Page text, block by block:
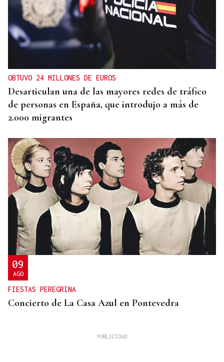
OBTUVO 24 MILLONES DE EUROS
Desarticulan una de las mayores redes de tráfico
de personas en España, que introdujo a más de
2.000 migrantes
09
AGO
FIESTAS PEREGRINA
Concierto de La Casa Azul en Pontevedra